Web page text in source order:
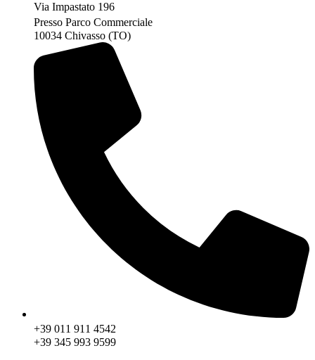
Via Impastato 196
Presso Parco Commerciale
10034 Chivasso (TO)
+39 011 911 4542
+39 345 993 9599